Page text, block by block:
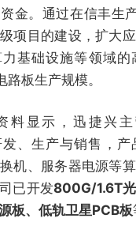
金。通过在信丰生
项目的建设，扩大
基础设施等领域
路板生产规模。
料显示，迅捷兴
发、生产与销售，产
机、服务器电源等
已开发800G/1.6T
板、低轨卫星PCB板